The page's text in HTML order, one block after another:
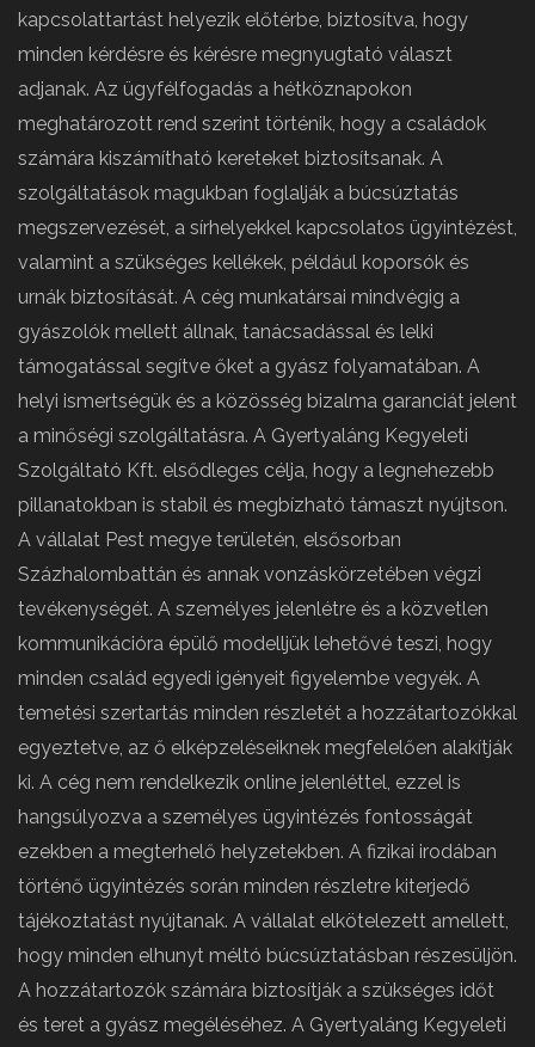
kapcsolattartást helyezik előtérbe, biztosítva, hogy
minden kérdésre és kérésre megnyugtató választ
adjanak. Az ügyfélfogadás a hétköznapokon
meghatározott rend szerint történik, hogy a családok
számára kiszámítható kereteket biztosítsanak. A
szolgáltatások magukban foglalják a búcsúztatás
megszervezését, a sírhelyekkel kapcsolatos ügyintézést,
valamint a szükséges kellékek, például koporsók és
urnák biztosítását. A cég munkatársai mindvégig a
gyászolók mellett állnak, tanácsadással és lelki
támogatással segítve őket a gyász folyamatában. A
helyi ismertségük és a közösség bizalma garanciát jelent
a minőségi szolgáltatásra. A Gyertyaláng Kegyeleti
Szolgáltató Kft. elsődleges célja, hogy a legnehezebb
pillanatokban is stabil és megbízható támaszt nyújtson.
A vállalat Pest megye területén, elsősorban
Százhalombattán és annak vonzáskörzetében végzi
tevékenységét. A személyes jelenlétre és a közvetlen
kommunikációra épülő modelljük lehetővé teszi, hogy
minden család egyedi igényeit figyelembe vegyék. A
temetési szertartás minden részletét a hozzátartozókkal
egyeztetve, az ő elképzeléseiknek megfelelően alakítják
ki. A cég nem rendelkezik online jelenléttel, ezzel is
hangsúlyozva a személyes ügyintézés fontosságát
ezekben a megterhelő helyzetekben. A fizikai irodában
történő ügyintézés során minden részletre kiterjedő
tájékoztatást nyújtanak. A vállalat elkötelezett amellett,
hogy minden elhunyt méltó búcsúztatásban részesüljön.
A hozzátartozók számára biztosítják a szükséges időt
és teret a gyász megéléséhez. A Gyertyaláng Kegyeleti